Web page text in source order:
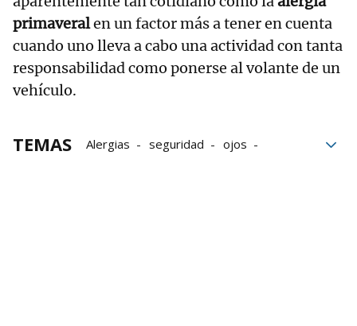
primaveralen un factor más a tener en cuenta
cuando uno lleva a cabo una actividad con tanta
responsabilidad como ponerse al volante de un
vehículo.
TEMAS Alergias seguridad
ojos